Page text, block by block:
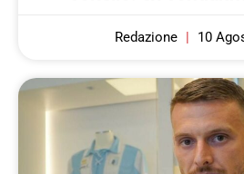
Redazione 10